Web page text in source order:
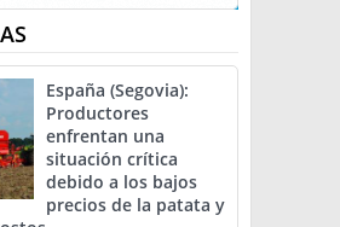
España (Segovia):
Productores
enfrentan una
situación crítica
debido a los bajos
precios de la patata y